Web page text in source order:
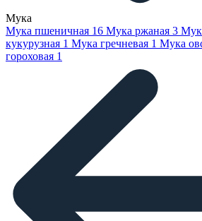
Мука
Мука пшеничная 16 Мука ржаная 3
кукурузная 1 Мука гречневая 1 Мука
гороховая 1